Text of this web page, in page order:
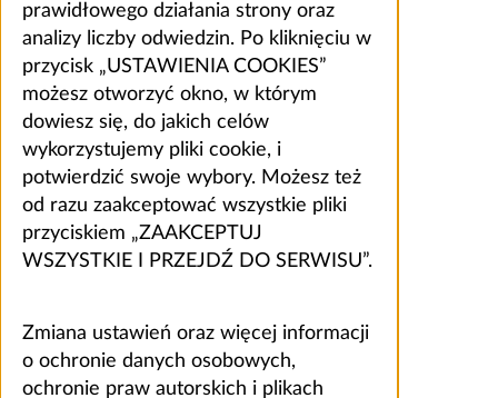
prawidłowego działania strony oraz
analizy liczby odwiedzin. Po kliknięciu w
przycisk „USTAWIENIA COOKIES”
możesz otworzyć okno, w którym
dowiesz się, do jakich celów
wykorzystujemy pliki cookie, i
potwierdzić swoje wybory. Możesz też
od razu zaakceptować wszystkie pliki
przyciskiem „ZAAKCEPTUJ
WSZYSTKIE I PRZEJDŹ DO SERWISU”.
Zmiana ustawień oraz więcej informacji
o ochronie danych osobowych,
ochronie praw autorskich i plikach